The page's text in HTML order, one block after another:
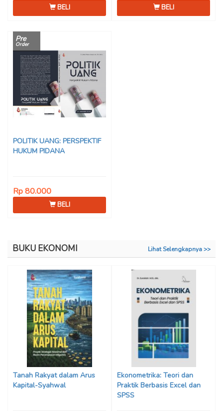
BELI BELI
Pre
Order
POLITIK UANG: PERSPEKTIF
HUKUM PIDANA
Rp 80.000
BELI
BUKU EKONOMI Lihat Selengkapnya >>
Tanah Rakyat dalam Arus
Kapital-Syahwal
Ekonometrika: Teori dan
Praktik Berbasis Excel dan
SPSS